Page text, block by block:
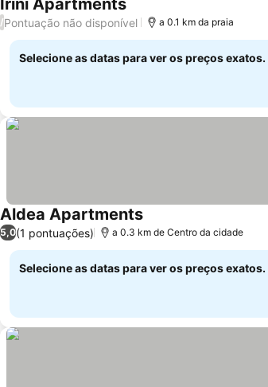
Irini Apartments
/Pontuação não disponível a 0.1 km da praia
Selecione as datas para ver os preços exatos.
Aldea Apartments
5,0(1 pontuações) a 0.3 km de Centro da cidade
Selecione as datas para ver os preços exatos.